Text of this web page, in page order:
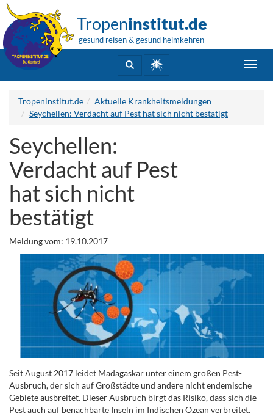
Tropeninstitut.de
gesund reisen & gesund heimkehren
Tropeninstitut.de
Aktuelle Krankheitsmeldungen
Seychellen: Verdacht auf Pest hat sich nicht bestätigt
Seychellen:
Verdacht auf Pest
hat sich nicht
bestätigt
Meldung vom: 19.10.2017
Seit August 2017 leidet Madagaskar unter einem großen Pest-
Ausbruch, der sich auf Großstädte und andere nicht endemische
Gebiete ausbreitet. Dieser Ausbruch birgt das Risiko, dass sich die
Pest auch auf benachbarte Inseln im Indischen Ozean verbreitet.